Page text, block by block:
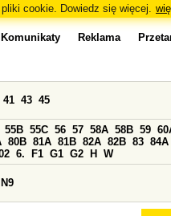
cookie. Dowiedz się więcej.
Komunikaty Reklama
41 43 45
55B 55C 56 57 58A 58B 59
80B 81A 81B 82A 82B 83 84A
6. F1 G1 G2 H W
N9